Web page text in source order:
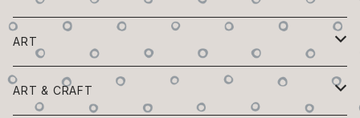
ART
トリックスター百鬼夜行
ART & CRAFT